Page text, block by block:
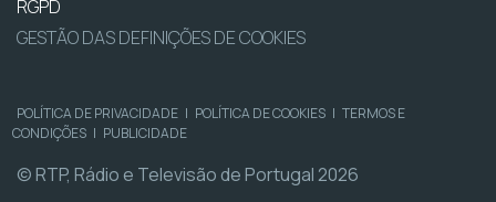
RGPD
GESTÃO DAS DEFINIÇÕES DE COOKIES
POLÍTICA DE PRIVACIDADE | POLÍTICA DE COOKIES | TERMOS E
CONDIÇÕES | PUBLICIDADE
© RTP, Rádio e Televisão de Portugal 2026